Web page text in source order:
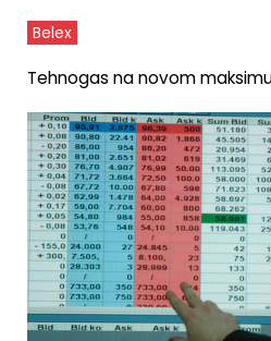
Belex
Tehnogas na novom